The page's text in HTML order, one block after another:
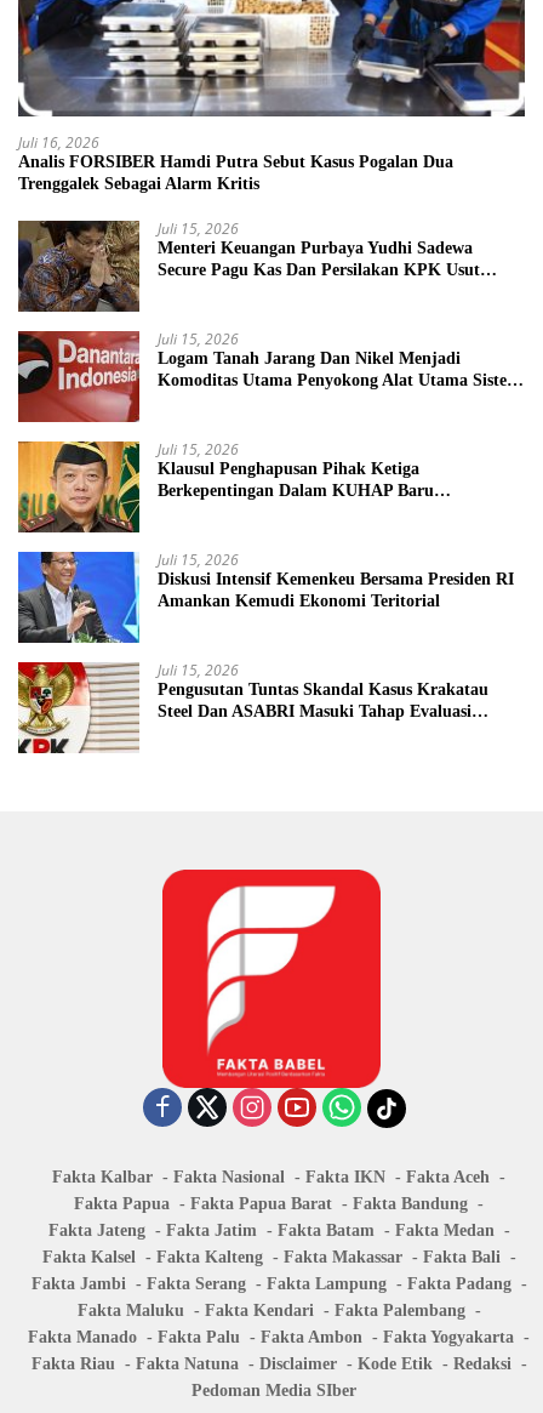
Juli 16, 2026
Analis FORSIBER Hamdi Putra Sebut Kasus Pogalan Dua
Trenggalek Sebagai Alarm Kritis
Juli 15, 2026
Menteri Keuangan Purbaya Yudhi Sadewa
Secure Pagu Kas Dan Persilakan KPK Usut
Juli 15, 2026
Logam Tanah Jarang Dan Nikel Menjadi
Komoditas Utama Penyokong Alat Utama Sistem
Juli 15, 2026
Klausul Penghapusan Pihak Ketiga
Berkepentingan Dalam KUHAP Baru
Juli 15, 2026
Diskusi Intensif Kemenkeu Bersama Presiden RI
Amankan Kemudi Ekonomi Teritorial
Juli 15, 2026
Pengusutan Tuntas Skandal Kasus Krakatau
Steel Dan ASABRI Masuki Tahap Evaluasi
Fakta Kalbar Fakta Nasional Fakta IKN
Fakta Aceh
Fakta Papua
Fakta Papua Barat
Fakta Bandung
Fakta Jateng
Fakta Jatim Fakta Batam
Fakta Medan
Fakta Kalsel
Fakta Kalteng Fakta Makassar
Fakta Bali
Fakta Jambi
Fakta Serang Fakta Lampung
Fakta Padang
Fakta Maluku
Fakta Kendari
Fakta Palembang
Fakta Manado
Fakta Palu Fakta Ambon
Fakta Yogyakarta
Fakta Riau
Fakta Natuna Disclaimer Kode Etik
Redaksi
Pedoman Media SIber